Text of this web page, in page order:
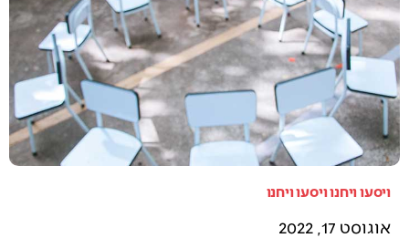
ויסעו ויחנו ויסעו ויחנו
אוגוסט 17, 2022